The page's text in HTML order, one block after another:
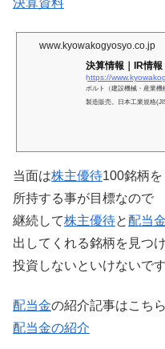
www.kyowakogyosyo.co.jp
決算情報｜IR情
https://
ボルト（建設機械・産業
製造販売。日本工業規格
当面は株主優待100銘柄を
所持する事が目標なので
継続して株主優待と配当金
出してくれる銘柄を見つ
投資しないといけないで
配当金の紹介記事はこち
配当金の紹介